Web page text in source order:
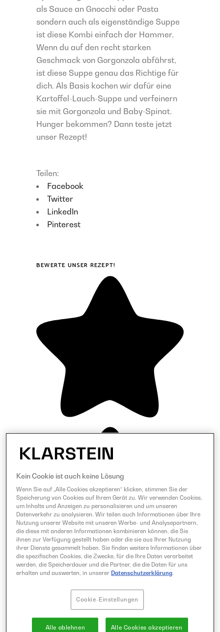
als Sauce an Gnocchi oder Pasta
sondern auch als eigenständige Suppe
ist diese Kombi einfach der Hammer.
Wenn du auf den recht starken
Geschmack von Gorgonzola abfährst,
ist diese Suppe genau das Richtige für
dich. Als Basis kochen wir dafür eine
Kartoffel-Lauch-Suppe und verfeinern
sie mit Gorgonzola und Baby-Spinat.
Hunger bekommen? Dann teste jetzt
unser Rezept!
Teilen:
Facebook
Twitter
LinkedIn
Pinterest
BEWERTE UNSER REZEPT!
Kein Cookie ist auch keine Lösung
Wenn Sie auf „Alle Cookies akzeptieren“ klicken, stimmen Sie der
Speicherung von Cookies auf Ihrem Gerät zu. Wir verwenden Cookies,
um Inhalte und Anzeigen zu personalisieren und um unseren
Datenverkehr zu analysieren. Wir teilen auch Informationen über Ihre
Nutzung unserer Website mit unseren Werbe- und Analysepartnern,
die diese mit anderen Informationen kombinieren können, die Sie
ihnen zur Verfügung gestellt haben oder die sie aus Ihrer Nutzung
ihrer Dienste gesammelt haben. Sie finden weitere Informationen über
die spezifischen Cookies, die Zwecke, für die Ihre Daten verarbeitet
werden, die Speicherdauer und die Partner, die die Daten für uns
erhalten und auswerten, in unserer Datenschutzerklärung.
Cookie-Einstellungen
Alle ablehnen Alle Cookies akzeptieren